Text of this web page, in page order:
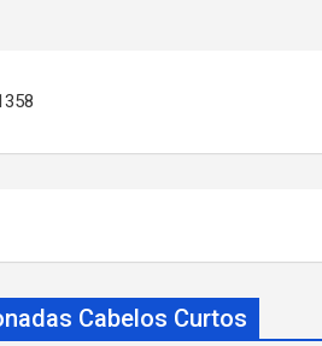
Cabelos Curtos